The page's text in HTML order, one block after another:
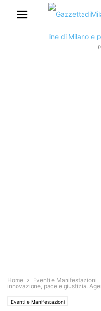
Home Eventi e Manifestazioni
innovazione, pace e giustizia.
Eventi e Manifestazioni